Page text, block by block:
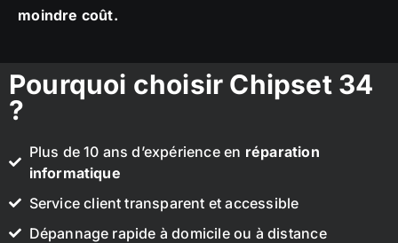
moindre coût.
Pourquoi choisir Chipset 34
?
Plus de 10 ans d’expérience en réparation
informatique
Service client transparent et accessible
Dépannage rapide à domicile ou à distance